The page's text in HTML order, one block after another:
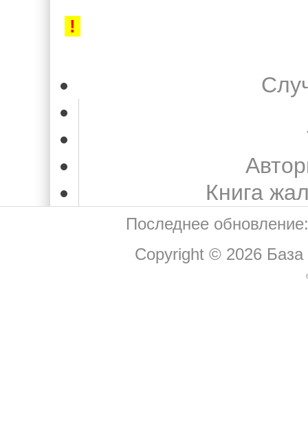
!
Книга
Последнее
Copyright © 2026 База